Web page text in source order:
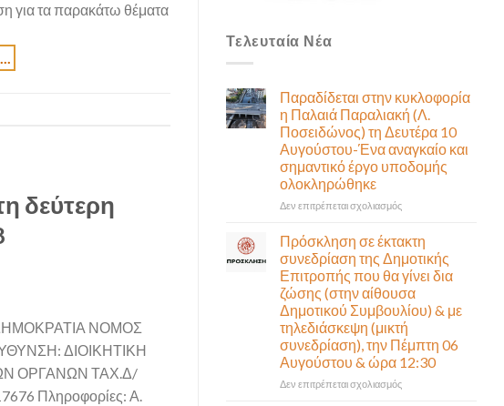
για τα παρακάτω θέματα
δεύτερη
ΝΟΜΟΣ
ΔΙΟΙΚΗΤΙΚΗ
ΟΡΓΑΝΩΝ ΤΑΧ.Δ/
Πληροφορίες: Α.
Τελευταία Νέα
Παραδίδεται στην κυκλοφορία
η Παλαιά Παραλιακή (Λ.
Ποσειδώνος) τη Δευτέρα 10
Αυγούστου-Ένα αναγκαίο και
σημαντικό έργο υποδομής
ολοκληρώθηκε
Δεν επιτρέπεται σχολιασμόςστο
κυκλοφορία
η
Παλαιά
Παραλιακή
(Λ.
Ποσειδώνος)
τη
Δευτέρα
Αυγούστου-
Πρόσκληση σε έκτακτη
συνεδρίαση της Δημοτικής
Επιτροπής που θα γίνει δια
ζώσης (στην αίθουσα
Δημοτικού Συμβουλίου) & με
τηλεδιάσκεψη (μικτή
συνεδρίαση), την Πέμπτη 06
Αυγούστου & ώρα 12:30
Δεν επιτρέπεται σχολιασμόςστο